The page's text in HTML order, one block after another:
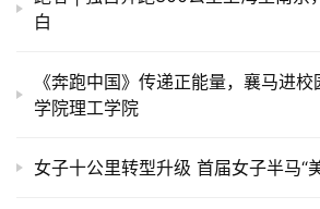
白
《奔跑中国》传递正能量，襄马进
学院理工学院
女子十公里转型升级 首届女子半马“